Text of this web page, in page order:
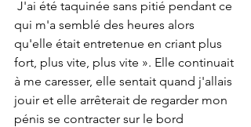
qui m'a semblé des heures alors
qu'elle était entretenue en criant plus
fort, plus vite, plus vite ». Elle continuait
à me caresser, elle sentait quand j'allais
jouir et elle arrêterait de regarder mon
pénis se contracter sur le bord